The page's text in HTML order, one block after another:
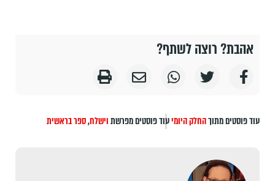
אהבת? רוצה לשתף?
עוד פוסטים מתוךהחלק היומיעוד פוסטים מפרשתוישלח,ספר בראשית